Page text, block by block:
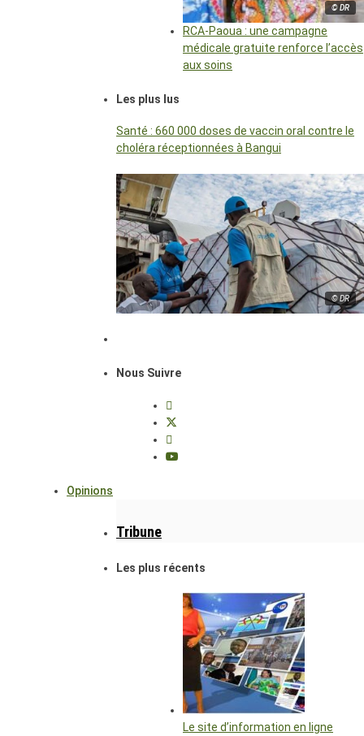
© DR
RCA-Paoua : une campagne
médicale gratuite renforce l’accès
aux soins
Les plus lus
Santé : 660 000 doses de vaccin oral contre le
choléra réceptionnées à Bangui
© DR
Nous Suivre
Opinions
Tribune
Les plus récents
Le site d’information en ligne